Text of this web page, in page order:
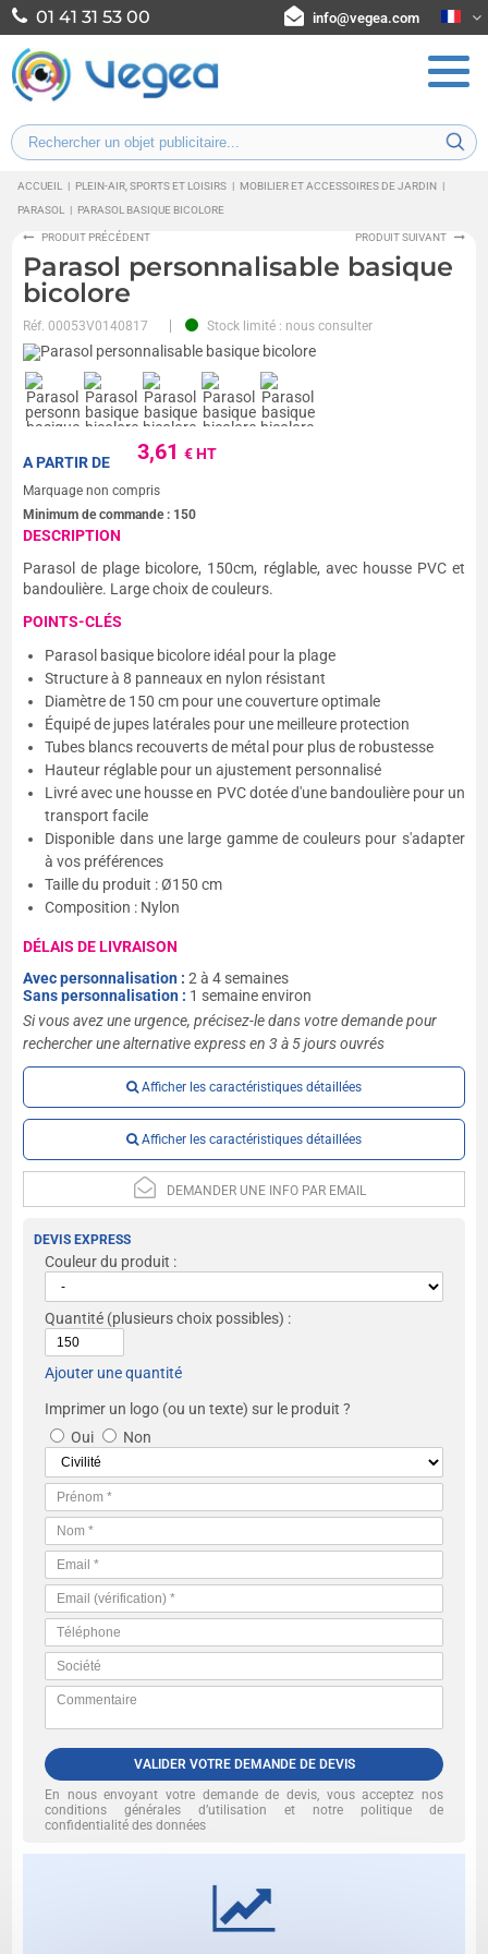
01 41 31 53 00 info@vegea.com
ACCUEIL | PLEIN-AIR, SPORTS ET LOISIRS | MOBILIER ET ACCESSOIRES DE JARDIN |
PARASOL
| PARASOL BASIQUE BICOLORE
PRODUIT PRÉCÉDENT PRODUIT SUIVANT
Parasol personnalisable basique
bicolore
Réf.00053V0140817 Stock limité : nous consulter
3,61€ HT
A PARTIR DE
Marquage non compris
Minimum de commande : 150
DESCRIPTION
Parasol de plage bicolore, 150cm, réglable, avec housse PVC et
bandoulière. Large choix de couleurs.
POINTS-CLÉS
Parasol basique bicolore idéal pour la plage
Structure à 8 panneaux en nylon résistant
Diamètre de 150 cm pour une couverture optimale
Équipé de jupes latérales pour une meilleure protection
Tubes blancs recouverts de métal pour plus de robustesse
Hauteur réglable pour un ajustement personnalisé
Livré avec une housse en PVC dotée d'une bandoulière pour un
transport facile
Disponible dans une large gamme de couleurs pour s'adapter
à vos préférences
Taille du produit : Ø150 cm
Composition : Nylon
DÉLAIS DE LIVRAISON
Avec personnalisation :2 à 4 semaines
Sans personnalisation : 1 semaine environ
Si vous avez une urgence, précisez-le dans votre demande pour
rechercher une alternative express en 3 à 5 jours ouvrés
Afficher les caractéristiques détaillées
Afficher les caractéristiques détaillées
DEMANDER UNE INFO PAR EMAIL
DEVIS EXPRESS
Couleur du produit :
Quantité (plusieurs choix possibles) :
Ajouter une quantité
Imprimer un logo (ou un texte) sur le produit ?
Oui
Non
VALIDER VOTRE DEMANDE DE DEVIS
En nous envoyant votre demande de devis, vous acceptez nos
conditions générales d’utilisation et notre politique de
confidentialité des données